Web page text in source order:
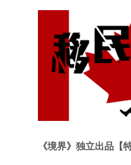
《境界》独立出品【